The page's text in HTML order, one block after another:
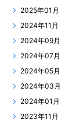
2025年01月
2024年11月
2024年09月
2024年07月
2024年05月
2024年03月
2024年01月
2023年11月